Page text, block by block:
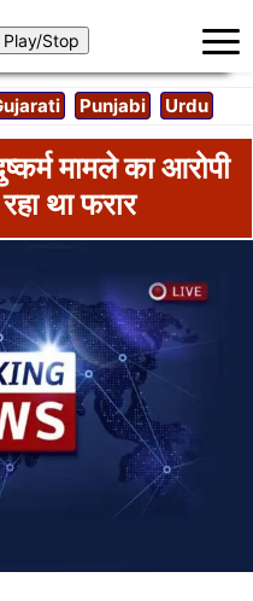
Punjabi Urdu
मामले का आरोपी
था फरार